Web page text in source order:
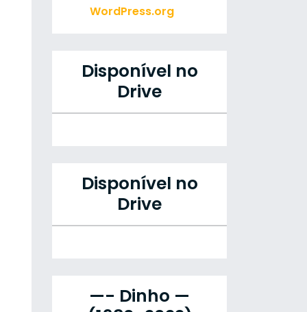
WordPress.org
Disponível no
Drive
Disponível no
Drive
—- Dinho —